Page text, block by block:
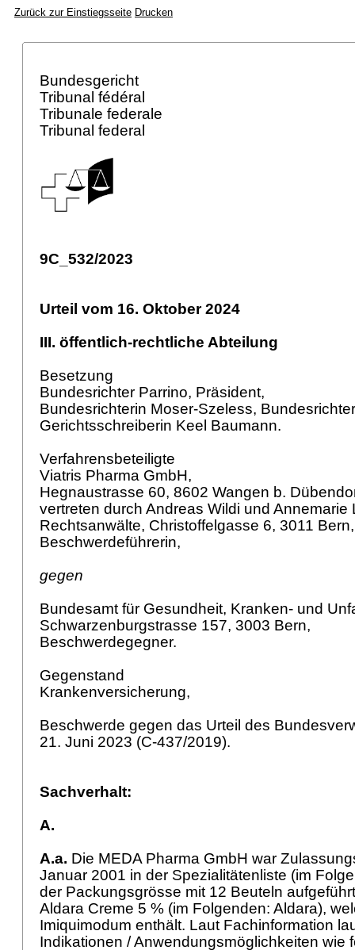
Zurück zur Einstiegsseite Drucken
Bundesgericht
Tribunal fédéral
Tribunale federale
Tribunal federal
9C_532/2023
Urteil vom 16. Oktober 2024
III. öffentlich-rechtliche Abteilung
Besetzung
Bundesrichter Parrino, Präsident,
Bundesrichterin Moser-Szeless,
Gerichtsschreiberin Keel Baumann.
Verfahrensbeteiligte
Viatris Pharma GmbH,
Hegnaustrasse 60, 8602 Wangen b.
vertreten durch Andreas Wildi und Annemarie
Rechtsanwälte, Christoffelgasse 6, 3011
Beschwerdeführerin,
gegen
Bundesamt für Gesundheit, Kranken- und
Schwarzenburgstrasse 157, 3003 Bern,
Beschwerdegegner.
Gegenstand
Krankenversicherung,
Beschwerde gegen das Urteil des
21. Juni 2023 (C-437/2019).
Sachverhalt:
A.
A.a. Die MEDA Pharma GmbH war
Januar 2001 in der Spezialitätenliste (im
der Packungsgrösse mit 12 Beuteln
Aldara Creme 5 % (im Folgenden: Aldara),
Imiquimodum enthält. Laut Fachinformation
Indikationen / Anwendungsmöglichkeiten wie